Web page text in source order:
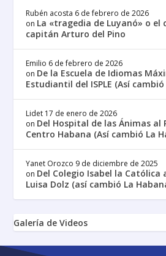
Rubén acosta 6 de febrero de 2026
on La «tragedia de Luyanó» o el
capitán Arturo del Pino
Emilio 6 de febrero de 2026
on De la Escuela de Idiomas
Estudiantil del ISPLE (Así
Lidet 17 de enero de 2026
on Del Hospital de las Ánimas al
Centro Habana (Así cambió La
Yanet Orozco 9 de diciembre de 2025
on Del Colegio Isabel la Católica
Luisa Dolz (así cambió La
Galería de Videos